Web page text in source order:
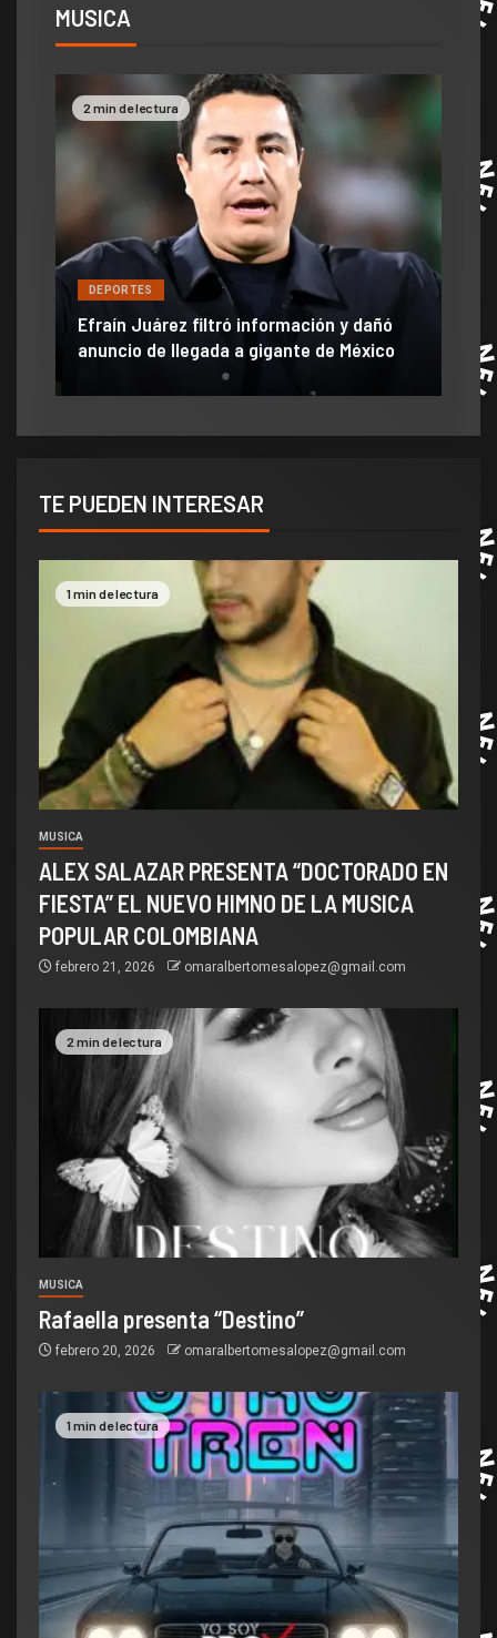
MUSICA
2 min de lectura
DEPORTES
Efraín Juárez filtró información y dañó
anuncio de llegada a gigante de México
TE PUEDEN INTERESAR
1 min de lectura
MUSICA
ALEX SALAZAR PRESENTA “DOCTORADO EN
FIESTA” EL NUEVO HIMNO DE LA MUSICA
POPULAR COLOMBIANA
febrero 21, 2026 omaralbertomesalopez@gmail.com
2 min de lectura
MUSICA
Rafaella presenta “Destino”
febrero 20, 2026 omaralbertomesalopez@gmail.com
1 min de lectura